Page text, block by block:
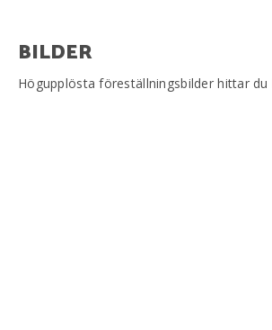
BILDER
Högupplösta föreställningsbilder hittar du